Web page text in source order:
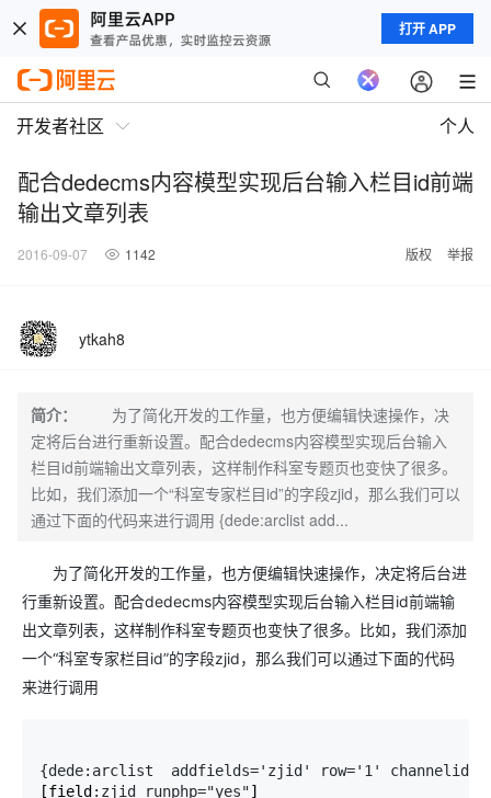
打开 APP
开发者社区 个人
配合dedecms内容模型实现后台输入栏目id前端
输出文章列表
2016-09-07 1142 版权 举报
ytkah8
简介：
为了简化开发的工作量，也方便编辑快速操作，决
定将后台进行重新设置。配合dedecms内容模型实现后台输入
栏目id前端输出文章列表，这样制作科室专题页也变快了很多。
比如，我们添加一个“科室专家栏目id”的字段zjid，那么我们可以
通过下面的代码来进行调用 {dede:arclist add...
为了简化开发的工作量，也方便编辑快速操作，决定将后台进
行重新设置。配合dedecms内容模型实现后台输入栏目id前端输
出文章列表，这样制作科室专题页也变快了很多。比如，我们添加
一个“科室专家栏目id”的字段zjid，那么我们可以通过下面的代码
来进行调用
{dede:arclist  addfields='zjid' row='1'
[field :zjid runphp="yes"